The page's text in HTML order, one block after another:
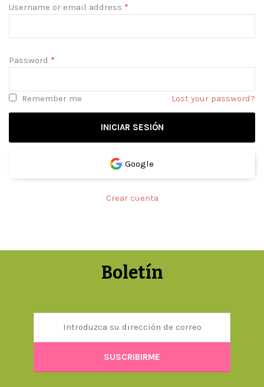
Username or email address *
Password *
Remember me Lost your password?
Google
Crear cuenta
Boletín